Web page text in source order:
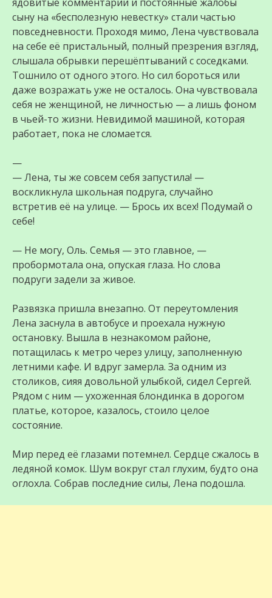
сыну на «бесполезную невестку» стали частью
повседневности. Проходя мимо, Лена чувствовала
на себе её пристальный, полный презрения взгляд,
слышала обрывки перешёптываний с соседками.
Тошнило от одного этого. Но сил бороться или
даже возражать уже не осталось. Она чувствовала
себя не женщиной, не личностью — а лишь фоном
в чьей-то жизни. Невидимой машиной, которая
работает, пока не сломается.
—
— Лена, ты же совсем себя запустила! —
воскликнула школьная подруга, случайно
встретив её на улице. — Брось их всех! Подумай о
себе!
— Не могу, Оль. Семья — это главное, —
пробормотала она, опуская глаза. Но слова
подруги задели за живое.
Развязка пришла внезапно. От переутомления
Лена заснула в автобусе и проехала нужную
остановку. Вышла в незнакомом районе,
потащилась к метро через улицу, заполненную
летними кафе. И вдруг замерла. За одним из
столиков, сияя довольной улыбкой, сидел Сергей.
Рядом с ним — ухоженная блондинка в дорогом
платье, которое, казалось, стоило целое
состояние.
Мир перед её глазами потемнел. Сердце сжалось в
ледяной комок. Шум вокруг стал глухим, будто она
оглохла. Собрав последние силы, Лена подошла.